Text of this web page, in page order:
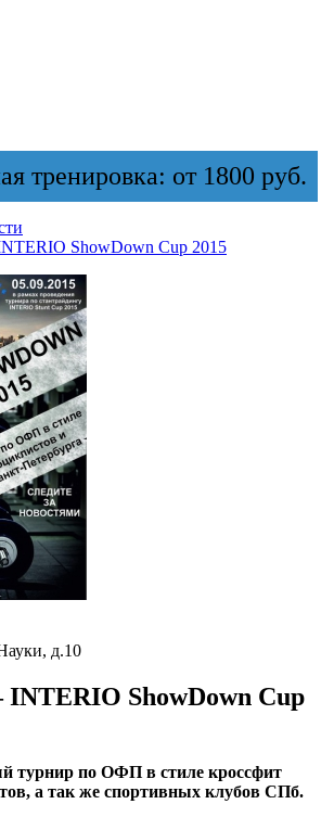
тренировка: от 1800 руб.
ShowDown Cup 2015
д.10
INTERIO ShowDown Cup
турнир по ОФП в стиле кроссфит
а так же спортивных клубов СПб.